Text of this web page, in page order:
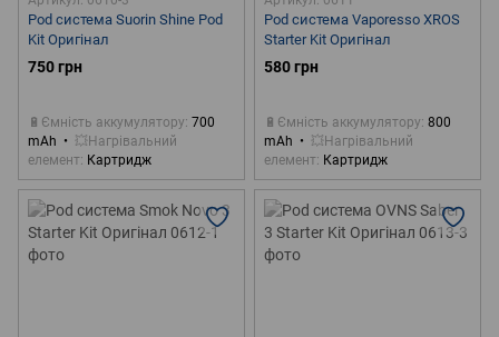
Pod система Suorin Shine Pod
Kit Оригінал
750 грн
🔋Ємність аккумулятору 700
mAh
💥Нагрівальний
елемент Картридж
Pod система Vaporesso XROS
Starter Kit Оригінал
580 грн
🔋Ємність аккумулятору 800
mAh
💥Нагрівальний
елемент Картридж